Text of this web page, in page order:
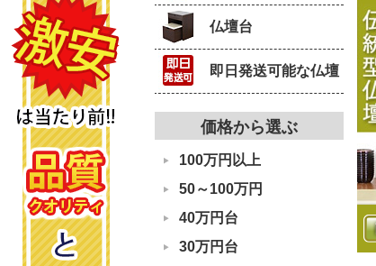
金吹き 明日香 紫檀
46%
OFF
¥1,683,000
¥900,000
春煌 黒塗
52
仏壇台
即日発送可能な仏壇
価格から選ぶ
100万円以上
50～100万円
40万円台
30万円台